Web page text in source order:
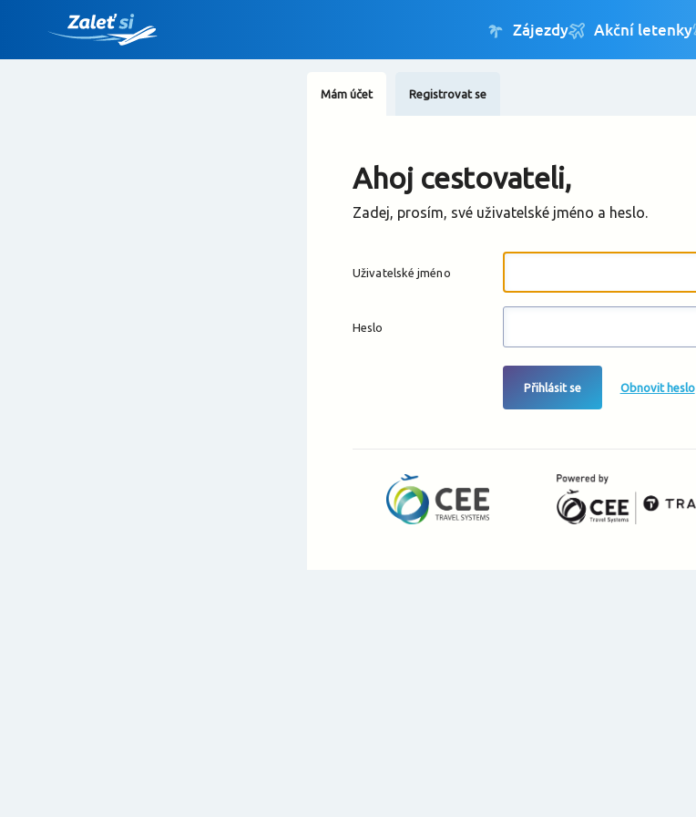
Mám účet Registrovat se
Ahoj cestovateli,
Zadej, prosím, své uživatelské jméno a heslo.
Uživatelské jméno
Heslo
Přihlásit se Obnovit heslo